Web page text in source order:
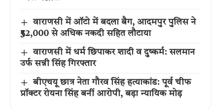
वाराणसी में ऑटो में बदला बैग, आदमपुर पुलिस ने
₹52,000 से अधिक नकदी सहित लौटाया
वाराणसी में धर्म छिपाकर शादी व दुष्कर्म: सलमान
उर्फ सन्नी सिंह गिरफ्तार
बीएचयू छात्र नेता गौरव सिंह हत्याकांड: पूर्व चीफ
प्रॉक्टर रोयना सिंह बनीं आरोपी, बड़ा न्यायिक मोड़